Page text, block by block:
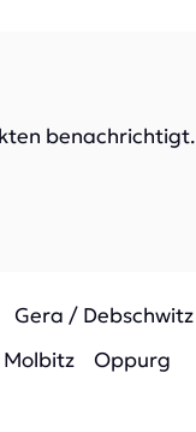
benachrichtigt.
Gera / Debschwitz
Oppurg